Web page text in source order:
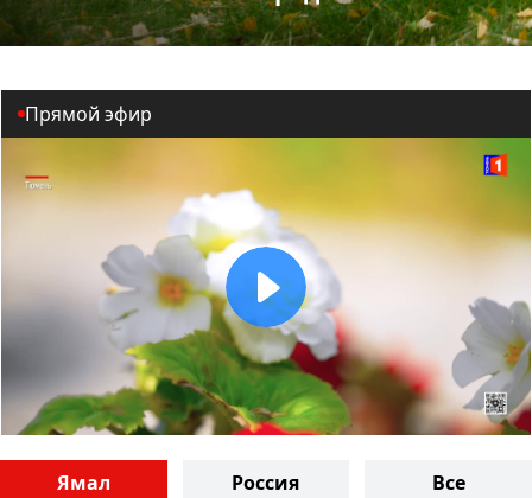
Прямой эфир
Ямал Россия Все